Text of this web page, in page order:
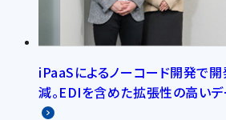
iPaaSによるノーコード開発で
減。EDIを含めた拡張性の高い